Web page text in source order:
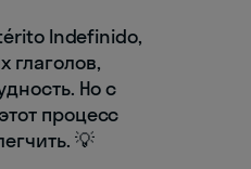
Indefinido,
глаголов,
Но с
процесс
💡